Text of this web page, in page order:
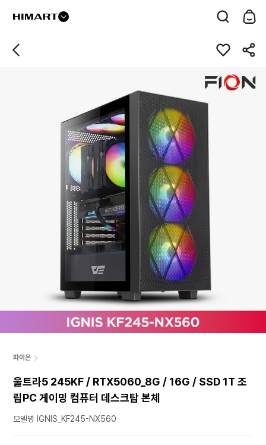
파이온
울트라5 245KF / RTX5060_8G / 16G / SSD 1T 조
립PC 게이밍 컴퓨터 데스크탑 본체
모델명 IGNIS_KF245-NX560